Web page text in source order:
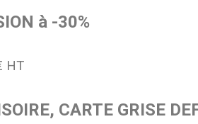
à -30%
HT
CARTE GRISE